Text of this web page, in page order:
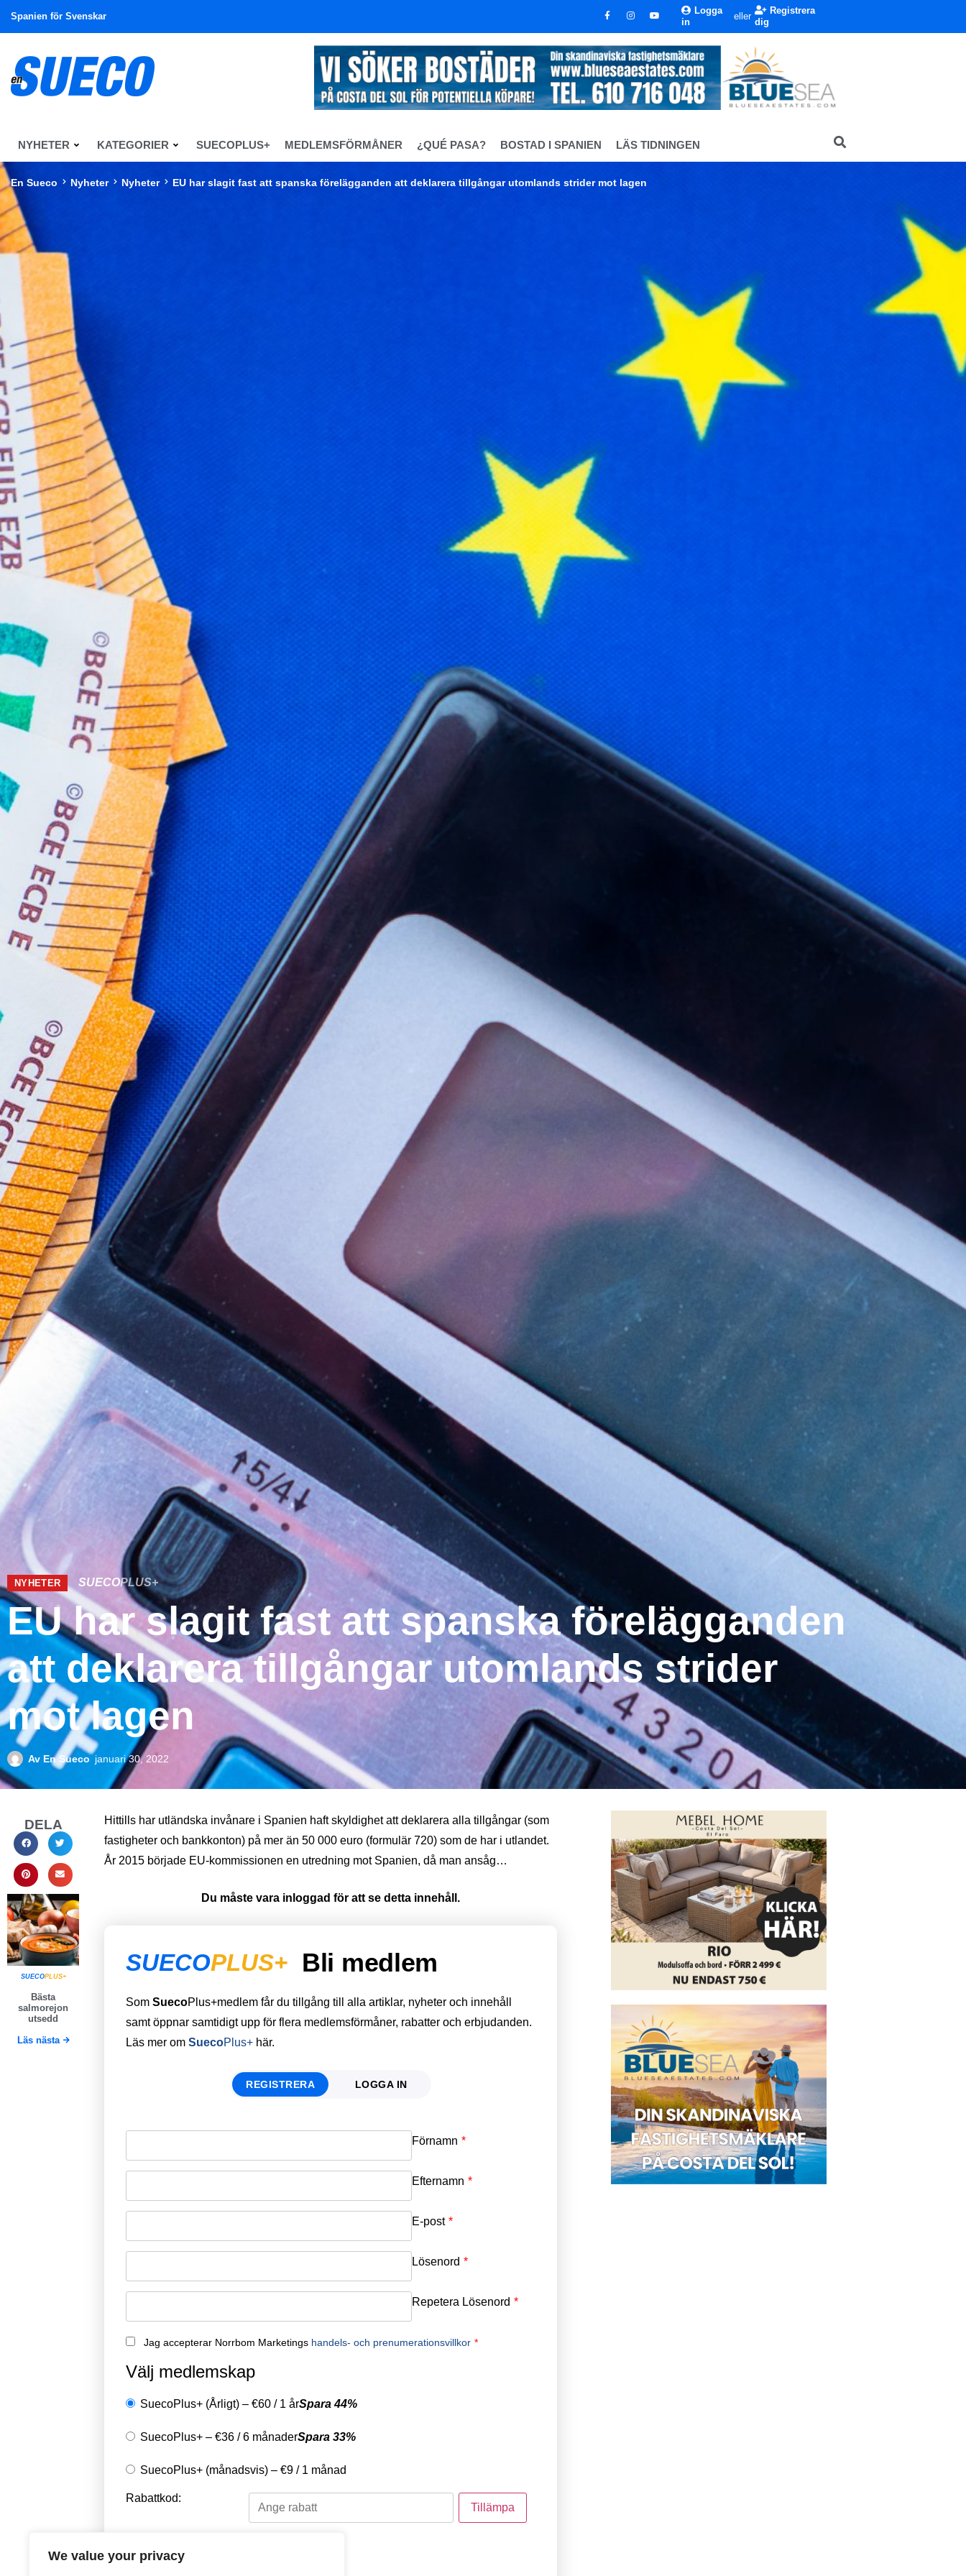
We value your privacy
Spanien för Svenskar
Logga
in
eller
Registrera
dig
NYHETER KATEGORIER SUECOPLUS+ MEDLEMSFÖRMÅNER ¿QUÉ PASA? BOSTAD I SPANIEN LÄS TIDNINGEN
En Sueco Nyheter Nyheter EU har slagit fast att spanska förelägganden att deklarera tillgångar utomlands strider mot lagen
NYHETER SUECOPLUS+
EU har slagit fast att spanska förelägganden
att deklarera tillgångar utomlands strider
mot lagen
Av En Sueco januari 30, 2022
DELA
SUECOPLUS+
Bästa
salmorejon
utsedd
Läs nästa
Hittills har utländska invånare i Spanien haft skyldighet att deklarera alla tillgångar (som
fastigheter och bankkonton) på mer än 50 000 euro (formulär 720) som de har i utlandet.
År 2015 började EU-kommissionen en utredning mot Spanien, då man ansåg…
Du måste vara inloggad för att se detta innehåll.
SUECOPLUS+ Bli medlem
Som SuecoPlus+medlem får du tillgång till alla artiklar, nyheter och innehåll
samt öppnar samtidigt upp för flera medlemsförmåner, rabatter och erbjudanden.
Läs mer om SuecoPlus+ här.
REGISTRERA LOGGA IN
Förnamn *
Efternamn *
E-post *
Lösenord *
Repetera Lösenord *
Jag accepterar Norrbom Marketings handels- och prenumerationsvillkor *
Välj medlemskap
SuecoPlus+ (Årligt) – €60 / 1 årSpara 44%
SuecoPlus+ – €36 /6 månaderSpara 33%
SuecoPlus+ (månadsvis) – €9 / 1 månad
Rabattkod:
Välj en betalningsmetod
Email
Password